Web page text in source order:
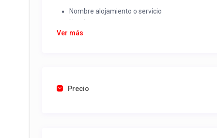
Nombre alojamiento o servicio
Nombre
Rut
Una vez recibido procederemos a activar su aviso
Ver más
Precio